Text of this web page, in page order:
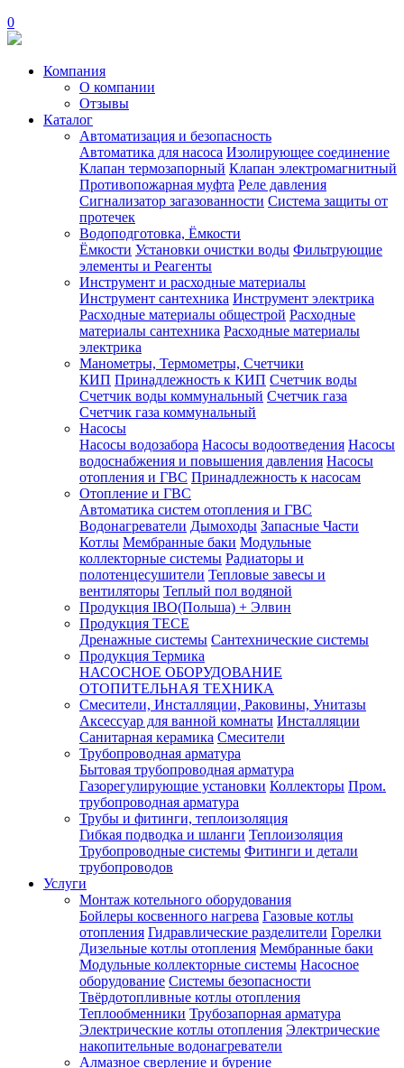
0
Компания
О компании
Отзывы
Каталог
Автоматизация и безопасность
Автоматика для насоса Изолирующее соединение
Клапан термозапорный Клапан электромагнитный
Противопожарная муфта Реле давления
Сигнализатор загазованности Система защиты от
протечек
Водоподготовка, Ёмкости
Ёмкости Установки очистки воды Фильтрующие
элементы и Реагенты
Инструмент и расходные материалы
Инструмент сантехника Инструмент электрика
Расходные материалы общестрой Расходные
материалы сантехника Расходные материалы
электрика
Манометры, Термометры, Счетчики
КИП Принадлежность к КИП Счетчик воды
Счетчик воды коммунальный Счетчик газа
Счетчик газа коммунальный
Насосы
Насосы водозабора Насосы водоотведения Насосы
водоснабжения и повышения давления Насосы
отопления и ГВС Принадлежность к насосам
Отопление и ГВС
Автоматика систем отопления и ГВС
Водонагреватели Дымоходы Запасные Части
Котлы Мембранные баки Модульные
коллекторные системы Радиаторы и
полотенцесушители Тепловые завесы и
вентиляторы Теплый пол водяной
Продукция IBO(Польша) + Элвин
Продукция TECE
Дренажные системы Сантехнические системы
Продукция Термика
НАСОСНОЕ ОБОРУДОВАНИЕ
ОТОПИТЕЛЬНАЯ ТЕХНИКА
Смесители, Инсталляции, Раковины, Унитазы
Аксессуар для ванной комнаты Инсталляции
Санитарная керамика Смесители
Трубопроводная арматура
Бытовая трубопроводная арматура
Газорегулирующие установки Коллекторы Пром.
трубопроводная арматура
Трубы и фитинги, теплоизоляция
Гибкая подводка и шланги Теплоизоляция
Трубопроводные системы Фитинги и детали
трубопроводов
Услуги
Монтаж котельного оборудования
Бойлеры косвенного нагрева Газовые котлы
отопления Гидравлические разделители Горелки
Дизельные котлы отопления Мембранные баки
Модульные коллекторные системы Насосное
оборудование Системы безопасности
Твёрдотопливные котлы отопления
Теплообменники Трубозапорная арматура
Электрические котлы отопления Электрические
накопительные водонагреватели
Алмазное сверление и бурение